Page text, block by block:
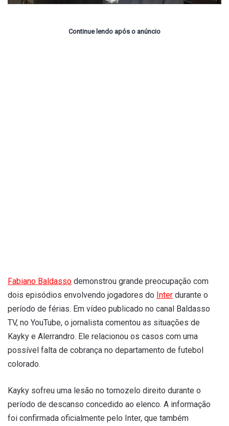
Continue lendo após o anúncio
Fabiano Baldasso demonstrou grande preocupação com
dois episódios envolvendo jogadores do Inter durante o
período de férias. Em vídeo publicado no canal Baldasso
TV, no YouTube, o jornalista comentou as situações de
Kayky e Alerrandro. Ele relacionou os casos com uma
possível falta de cobrança no departamento de futebol
colorado.
Kayky sofreu uma lesão no tornozelo direito durante o
período de descanso concedido ao elenco. A informação
foi confirmada oficialmente pelo Inter, que também